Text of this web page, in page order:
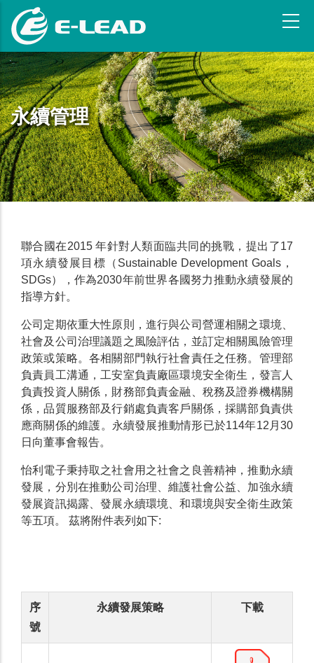
主
要
内
容永續管理
聯合國在2015 年針對人類面臨共同的挑戰，提出了17
項永續發展目標（Sustainable Development Goals，
SDGs），作為2030年前世界各國努力推動永續發展的
指導方針。
公司定期依重大性原則，進行與公司營運相關之環境、
社會及公司治理議題之風險評估，並訂定相關風險管理
政策或策略。各相關部門執行社會責任之任務。管理部
負責員工溝通，工安室負責廠區環境安全衛生，發言人
負責投資人關係，財務部負責金融、稅務及證券機構關
係，品質服務部及行銷處負責客戶關係，採購部負責供
應商關係的維護。永續發展推動情形已於114年12月30
日向董事會報告。
怡利電子秉持取之社會用之社會之良善精神，推動永續
發展，分別在推動公司治理、維護社會公益、加強永續
發展資訊揭露、發展永續環境、和環境與安全衛生政策
等五項。 茲將附件表列如下:
序
號
永續發展策略 下載